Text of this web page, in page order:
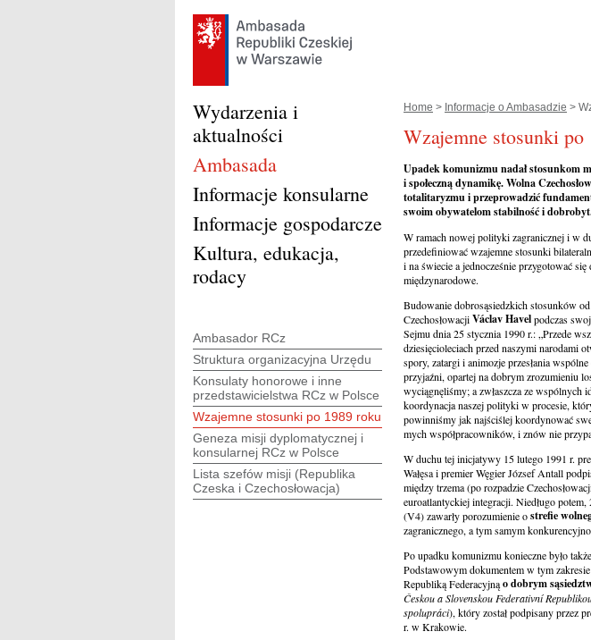
Home > Informacje o Ambasadzie >
Wzajemne stosunki po
Upadek komunizmu nadał stosunkom
i społeczną dynamikę. Wolna
totalitaryzmu i przeprowadzić
swoim obywatelom stabilność i
W ramach nowej polityki zagranicznej i w
przedefiniować wzajemne stosunki
i na świecie a jednocześnie przygotować
międzynarodowe.
Budowanie dobrosąsiedzkich stosunków
CzechosłowacjiVáclav Havelpodczas
Sejmu dnia 25 stycznia 1990 r.: „Przede
dziesięcioleciach przed naszymi narodami
spory, zatargi i animozje przesłania
przyjaźni, opartej na dobrym zrozumieniu
wyciągnęliśmy; a zwłaszcza ze wspólnych
koordynacja naszej polityki w procesie,
powinniśmy jak najściślej koordynować
mych współpracowników, i znów nie
W duchu tej inicjatywy 15 lutego 1991 r.
Wałęsa i premier Węgier József Antall
między trzema (po rozpadzie
euroatlantyckiej integracji. Niedługo
(V4) zawarły porozumienie ostrefie
zagranicznego, a tym samym
Po upadku komunizmu konieczne było
Podstawowym dokumentem w tym
Republiką Federacyjnąo dobrym
Českou a Slovenskou Federativní
spolupráci), który został podpisany przez
r. w Krakowie.
Wydarzenia i
aktualności
Ambasada
Informacje konsularne
Informacje gospodarcze
Kultura, edukacja,
rodacy
Ambasador RCz
Struktura organizacyjna Urzędu
Konsulaty honorowe i inne
przedstawicielstwa RCz w Polsce
Wzajemne stosunki po 1989 roku
Geneza misji dyplomatycznej i
konsularnej RCz w Polsce
Lista szefów misji (Republika
Czeska i Czechosłowacja)